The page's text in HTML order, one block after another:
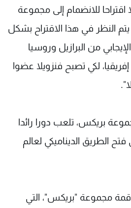
للانضمام إلى مجموعة
النظر في هذا الاقتراح بشكل
من البرازيل وروسيا
لكي تصبح فنزويلا عضوا
بريكس، تلعب دورا رائدا
الطريق الديناميكي لعالم
مجموعة "بريكس"، التي
تواصل معنا
شروط الإسـتخدام
سياسة الخصوصية